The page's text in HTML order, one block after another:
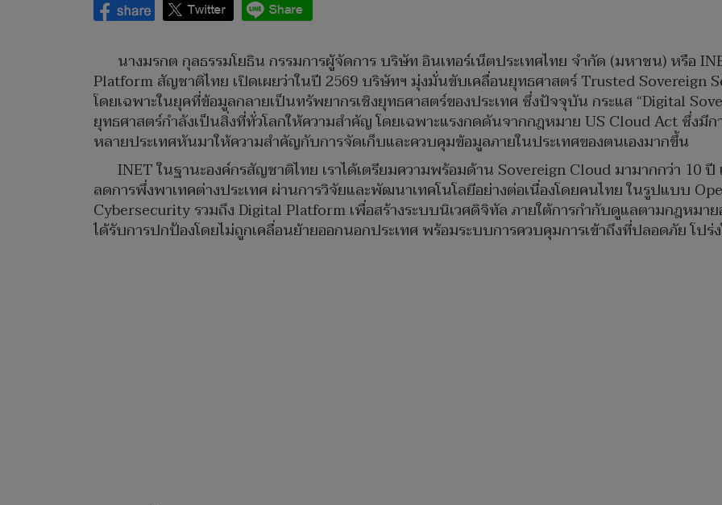
นางมรกต กุลธรรมโยธิน กรรมการผู้จัดการ บริษัท อินเทอร์เน็ตประเทศไทย จำกัด (มหาชน) หรือ
Platform สัญชาติไทย เปิดเผยว่าในปี 2569 บริษัทฯ มุ่งมั่นขับเคลื่อนยุทธศาสตร์ Trusted Sovereign
โดยเฉพาะในยุคที่ข้อมูลกลายเป็นทรัพยากรเชิงยุทธศาสตร์ของประเทศ ซึ่งปัจจุบัน กระแส “Digital
ยุทธศาสตร์กำลังเป็นสิ่งที่ทั่วโลกให้ความสำคัญ โดยเฉพาะแรงกดดันจากกฎหมาย US Cloud Act ซึ่งมี
หลายประเทศหันมาให้ความสำคัญกับการจัดเก็บและควบคุมข้อมูลภายในประเทศของตนเองมากขึ้น
INET ในฐานะองค์กรสัญชาติไทย เราได้เตรียมความพร้อมด้าน Sovereign Cloud มามากกว่า 10 ปี
ลดการพึ่งพาเทคต่างประเทศ ผ่านการวิจัยและพัฒนาเทคโนโลยีอย่างต่อเนื่องโดยคนไทย ในรูปแบบ
Cybersecurity รวมถึง Digital Platform เพื่อสร้างระบบนิเวศดิจิทัล ภายใต้การกำกับดูแลตามกฎหมา
ได้รับการปกป้องโดยไม่ถูกเคลื่อนย้ายออกนอกประเทศ พร้อมระบบการควบคุมการเข้าถึงที่ปลอดภัย โป